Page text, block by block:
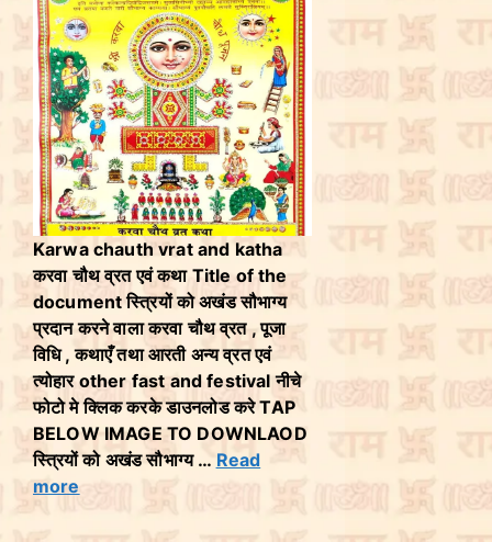
Karwa chauth vrat and katha
करवा चौथ व्रत एवं कथा Title of the
document स्त्रियों को अखंड सौभाग्य
प्रदान करने वाला करवा चौथ व्रत , पूजा
विधि , कथाएँ तथा आरती अन्य व्रत एवं
त्योहार other fast and festival नीचे
फोटो मे क्लिक करके डाउनलोड करे TAP
BELOW IMAGE TO DOWNLAOD
स्त्रियों को अखंड सौभाग्य … Read
more